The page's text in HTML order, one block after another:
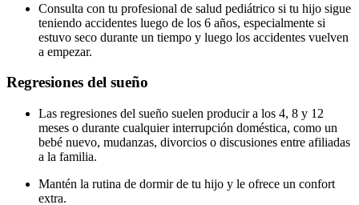
Consulta con tu profesional de salud pediátrico si tu hijo sigue
teniendo accidentes luego de los 6 años, especialmente si
estuvo seco durante un tiempo y luego los accidentes vuelven
a empezar.
Regresiones del sueño
Las regresiones del sueño suelen producir a los 4, 8 y 12
meses o durante cualquier interrupción doméstica, como un
bebé nuevo, mudanzas, divorcios o discusiones entre afiliadas
a la familia.
Mantén la rutina de dormir de tu hijo y le ofrece un confort
extra.